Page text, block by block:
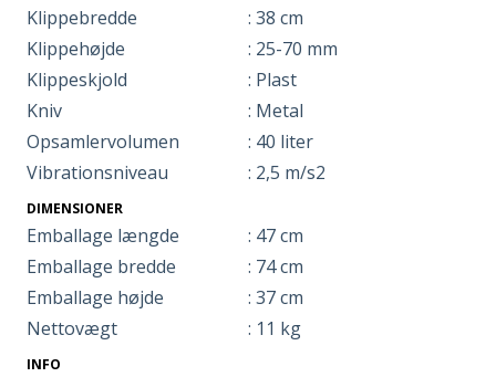
Klippebredde
: 38 cm
Klippehøjde
: 25-70 mm
Klippeskjold
: Plast
Kniv
: Metal
Opsamlervolumen
: 40 liter
Vibrationsniveau
: 2,5 m/s2
DIMENSIONER
Emballage længde
: 47 cm
Emballage bredde
: 74 cm
Emballage højde
: 37 cm
Nettovægt
: 11 kg
INFO